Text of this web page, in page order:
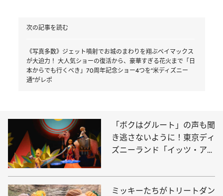
次の記事を読む
《写真多数》ジェット噴射でお城のまわりを翔ぶベイマックス
が大迫力！ 大人気ショーの復活から、豪華すぎる花火まで「日
本からでも行くべき」70周年記念ショー4つを“米ディズニー
通”がレポ
「ボクはグルート」の声も聞
き逃さないように！東京ディ
ズニーランド「イッツ・ア・
ベルキャラクターが登場
ミッキーたちがトリートダン